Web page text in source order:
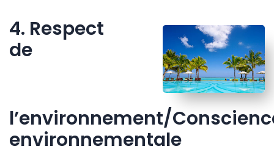
4. Respect
de
l’environnement/
environnementale